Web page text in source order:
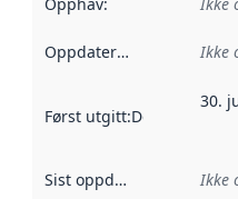
Oppdateringsfrekvens :
Ikke
Først utgitt:Denne
30.
Sist oppdatert Ikke